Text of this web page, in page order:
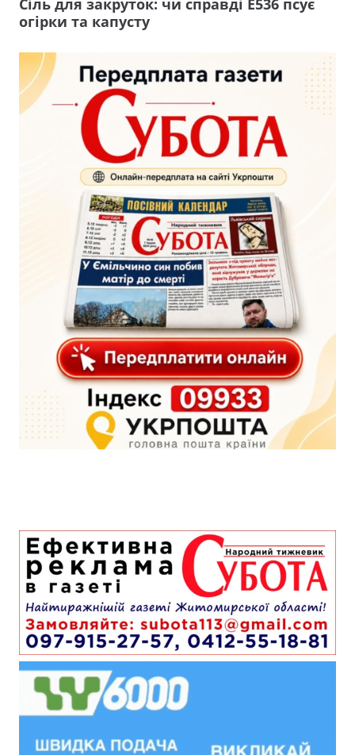
Сіль для закруток: чи справді Е536 псує
огірки та капусту